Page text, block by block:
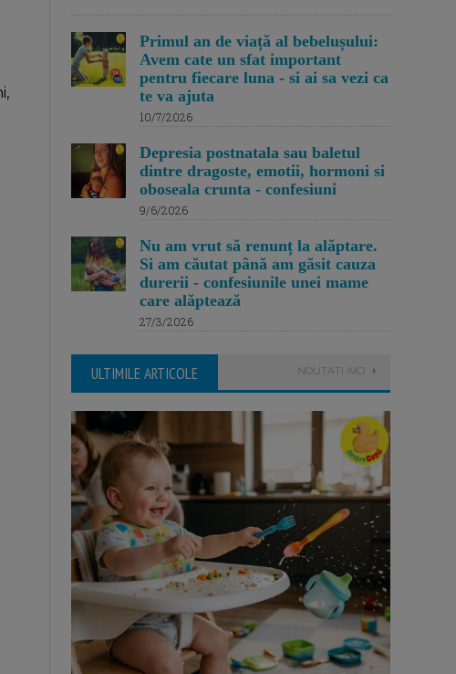
Primul an de viață al bebelușului:
Avem cate un sfat important
pentru fiecare luna - si ai sa vezi ca
te va ajuta
10/7/2026
Depresia postnatala sau baletul
dintre dragoste, emotii, hormoni si
oboseala crunta - confesiuni
9/6/2026
Nu am vrut să renunț la alăptare.
Si am căutat până am găsit cauza
durerii - confesiunile unei mame
care alăptează
27/3/2026
ULTIMILE ARTICOLE NOUTATI AICI